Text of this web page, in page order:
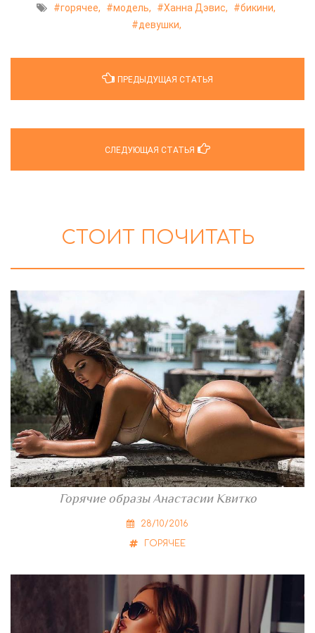
горячее, модель, Ханна Дэвис,
бикини,
девушки,
ПРЕДЫДУЩАЯ СТАТЬЯ
СЛЕДУЮЩАЯ СТАТЬЯ
СТОИТ ПОЧИТАТЬ
Горячие образы Анастасии Квитко
28/10/2016
ГОРЯЧЕЕ